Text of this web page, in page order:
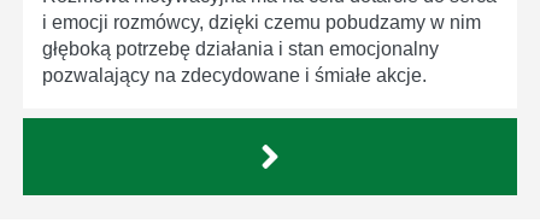
i emocji rozmówcy, dzięki czemu pobudzamy w nim
głęboką potrzebę działania i stan emocjonalny
pozwalający na zdecydowane i śmiałe akcje.